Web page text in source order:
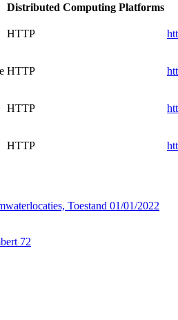
Distributed Computing Platforms
HTTP
HTTP
HTTP
HTTP
Toestand 01/01/2022
72